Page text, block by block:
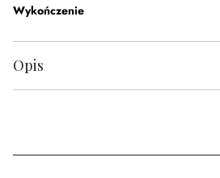
Wykończenie
Opis